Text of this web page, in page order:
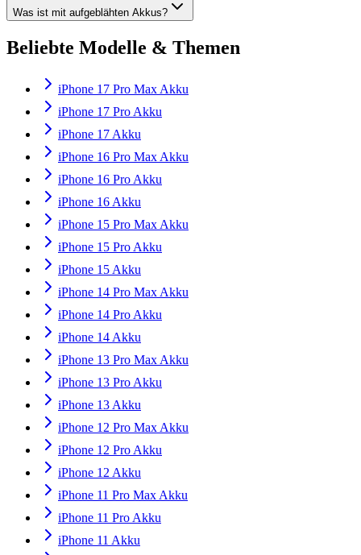
Was ist mit aufgeblähten Akkus?
Beliebte Modelle & Themen
iPhone 17 Pro Max Akku
iPhone 17 Pro Akku
iPhone 17 Akku
iPhone 16 Pro Max Akku
iPhone 16 Pro Akku
iPhone 16 Akku
iPhone 15 Pro Max Akku
iPhone 15 Pro Akku
iPhone 15 Akku
iPhone 14 Pro Max Akku
iPhone 14 Pro Akku
iPhone 14 Akku
iPhone 13 Pro Max Akku
iPhone 13 Pro Akku
iPhone 13 Akku
iPhone 12 Pro Max Akku
iPhone 12 Pro Akku
iPhone 12 Akku
iPhone 11 Pro Max Akku
iPhone 11 Pro Akku
iPhone 11 Akku